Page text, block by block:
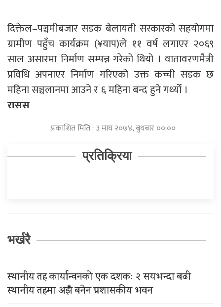
दिक्तेल–पञ्चमीबजार सडक बेलायती सरकारको सहयोगमा
ग्रामीण पहुँच कार्यक्रम (¥याप)ले ११ वर्ष लगाएर २०६९
साल असारमा निर्माण सम्पन्न गरेको थियो । वातावरणमैत्री
प्रविधि अपनाएर निर्माण गरिएको उक्त कच्ची सडक छ
महिना सञ्चलानमा आउने र ६ महिना बन्द हुने गर्थ्यो ।
रासस
प्रकाशित मिति : ३ माघ २०७४, बुधबार ००:००
प्रतिक्रिया
भर्खरै
स्थानीय तह कार्यान्वनको एक दशकः २ सयभन्दा बढी
स्थानीय तहमा अझै बनेन प्रशासकीय भवन